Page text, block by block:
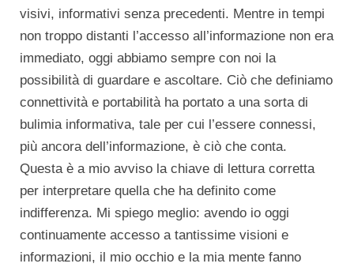
visivi, informativi senza precedenti. Mentre in tempi
non troppo distanti l’accesso all’informazione non era
immediato, oggi abbiamo sempre con noi la
possibilità di guardare e ascoltare. Ciò che definiamo
connettività e portabilità ha portato a una sorta di
bulimia informativa, tale per cui l’essere connessi,
più ancora dell’informazione, è ciò che conta.
Questa è a mio avviso la chiave di lettura corretta
per interpretare quella che ha definito come
indifferenza. Mi spiego meglio: avendo io oggi
continuamente accesso a tantissime visioni e
informazioni, il mio occhio e la mia mente fanno